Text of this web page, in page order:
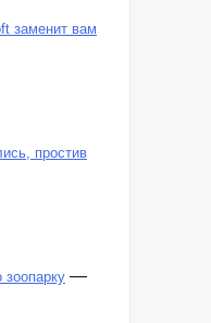
заменит вам
простив
—